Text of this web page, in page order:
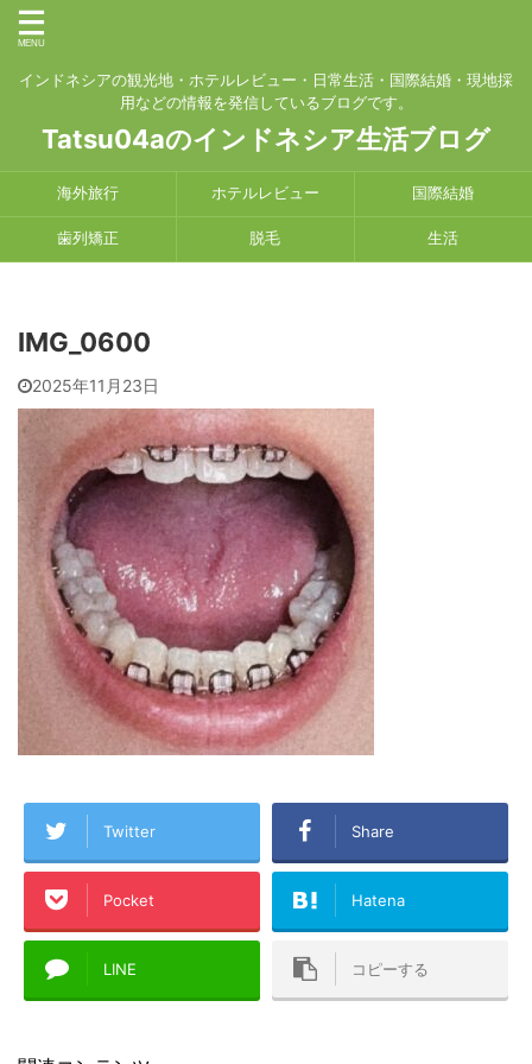
インドネシアの観光地・ホテルレビュー・日常生活・国際結婚・現地採
用などの情報を発信しているブログです。
Tatsu04aのインドネシア生活ブログ
海外旅行 ホテルレビュー 国際結婚
歯列矯正 脱毛 生活
IMG_0600
2025年11月23日
Twitter Share
Pocket Hatena
LINE コピーする